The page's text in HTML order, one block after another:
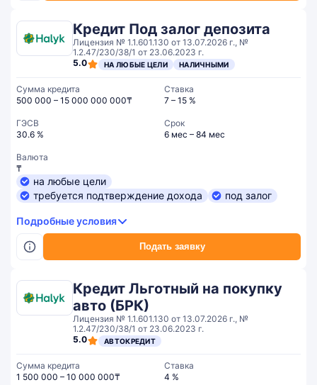
Кредит Под залог депозита
Лицензия № 1.1.601.130 от 13.07.2026 г., №
1.2.47/230/38/1 от 23.06.2023 г.
5.0
НА ЛЮБЫЕ ЦЕЛИ НАЛИЧНЫМИ
Подать заявку
Сумма кредита
500 000 – 15 000 000 000₸
Ставка
7 – 15 %
ГЭСВ
30.6 %
Срок
6 мес – 84 мес
Валюта
₸
на любые цели
требуется подтверждение дохода
под залог
Подробные условия
Кредит Льготный на покупку
авто (БРК)
Лицензия № 1.1.601.130 от 13.07.2026 г., №
1.2.47/230/38/1 от 23.06.2023 г.
5.0
АВТОКРЕДИТ
Сумма кредита
1 500 000 – 10 000 000₸
Ставка
4 %